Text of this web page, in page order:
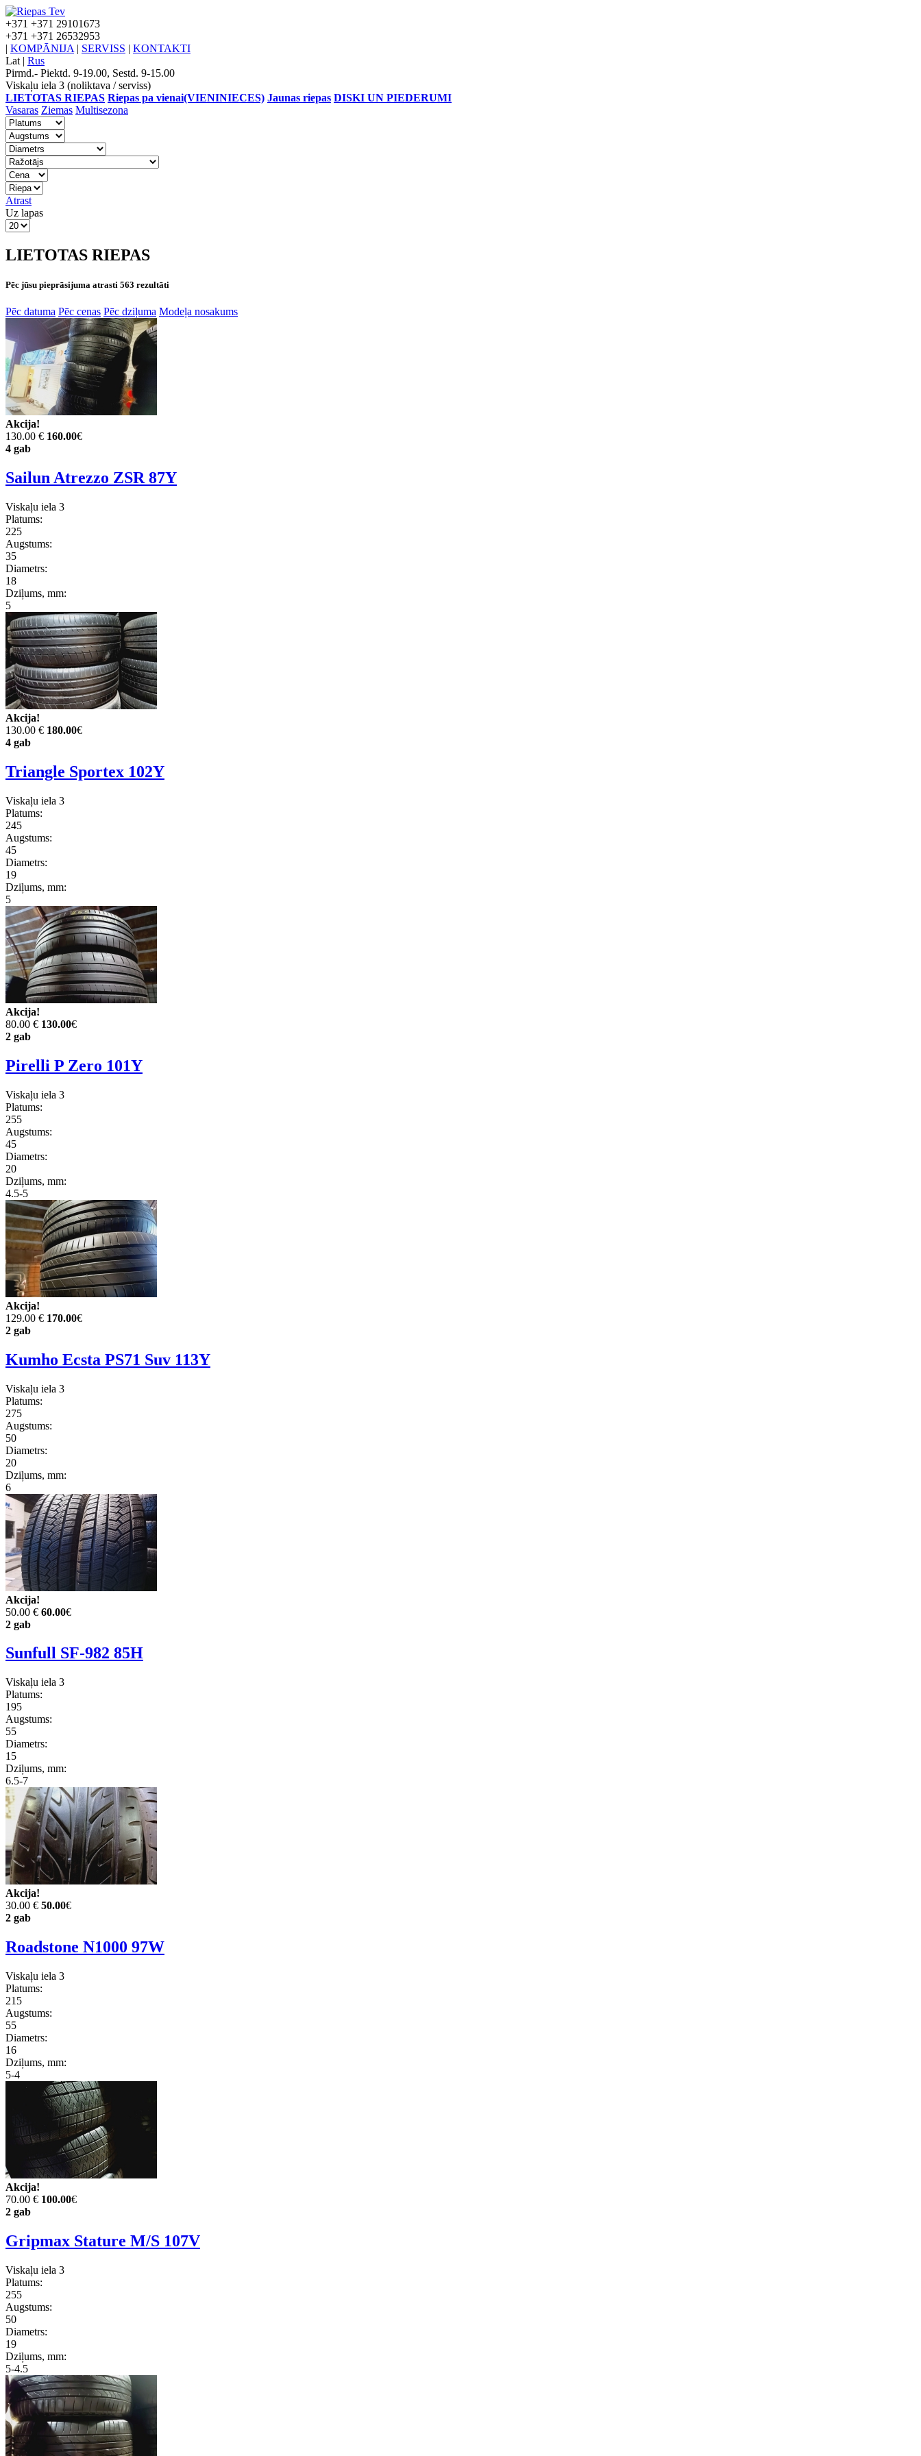
+371 +371 29101673
+371 +371 26532953
| KOMPĀNIJA | SERVISS | KONTAKTI
Lat | Rus
Pirmd.- Piektd. 9-19.00, Sestd. 9-15.00
Viskaļu iela 3 (noliktava / serviss)
LIETOTAS RIEPAS Riepas pa vienai(VIENINIECES) Jaunas riepas DISKI UN PIEDERUMI
Vasaras Ziemas Multisezona
Atrast
Uz lapas
LIETOTAS RIEPAS
Pēc jūsu pieprāsijuma atrasti 563 rezultāti
Pēc datuma Pēc cenas Pēc dziļuma Modeļa nosakums
Akcija!
130.00 € 160.00€
4 gab
Sailun Atrezzo ZSR 87Y
Viskaļu iela 3
Platums:
225
Augstums:
35
Diametrs:
18
Dziļums, mm:
5
Akcija!
130.00 € 180.00€
4 gab
Triangle Sportex 102Y
Viskaļu iela 3
Platums:
245
Augstums:
45
Diametrs:
19
Dziļums, mm:
5
Akcija!
80.00 € 130.00€
2 gab
Pirelli P Zero 101Y
Viskaļu iela 3
Platums:
255
Augstums:
45
Diametrs:
20
Dziļums, mm:
4.5-5
Akcija!
129.00 € 170.00€
2 gab
Kumho Ecsta PS71 Suv 113Y
Viskaļu iela 3
Platums:
275
Augstums:
50
Diametrs:
20
Dziļums, mm:
6
Akcija!
50.00 € 60.00€
2 gab
Sunfull SF-982 85H
Viskaļu iela 3
Platums:
195
Augstums:
55
Diametrs:
15
Dziļums, mm:
6.5-7
Akcija!
30.00 € 50.00€
2 gab
Roadstone N1000 97W
Viskaļu iela 3
Platums:
215
Augstums:
55
Diametrs:
16
Dziļums, mm:
5-4
Akcija!
70.00 € 100.00€
2 gab
Gripmax Stature M/S 107V
Viskaļu iela 3
Platums:
255
Augstums:
50
Diametrs:
19
Dziļums, mm:
5-4.5